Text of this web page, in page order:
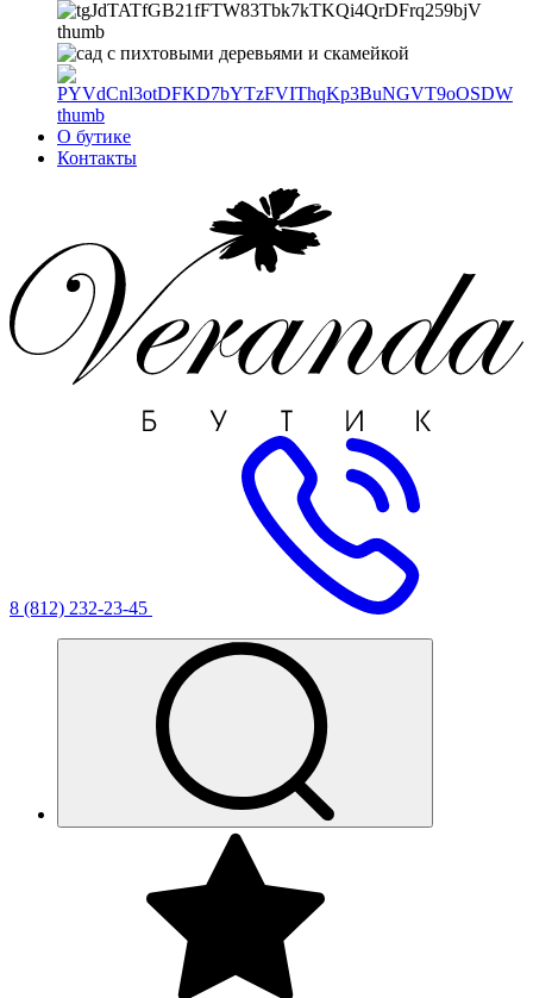
О бутике
Контакты
8 (812) 232-23-45